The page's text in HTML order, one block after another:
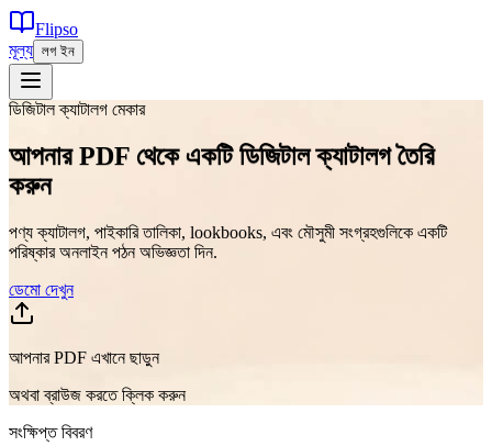
Flipso
মূল্য লগ ইন
ডিজিটাল ক্যাটালগ মেকার
আপনার PDF থেকে একটি ডিজিটাল ক্যাটালগ তৈরি
করুন
পণ্য ক্যাটালগ, পাইকারি তালিকা, lookbooks, এবং মৌসুমী সংগ্রহগুলিকে একটি
পরিষ্কার অনলাইন পঠন অভিজ্ঞতা দিন.
ডেমো দেখুন
আপনার PDF এখানে ছাড়ুন
অথবা ব্রাউজ করতে ক্লিক করুন
সংক্ষিপ্ত বিবরণ